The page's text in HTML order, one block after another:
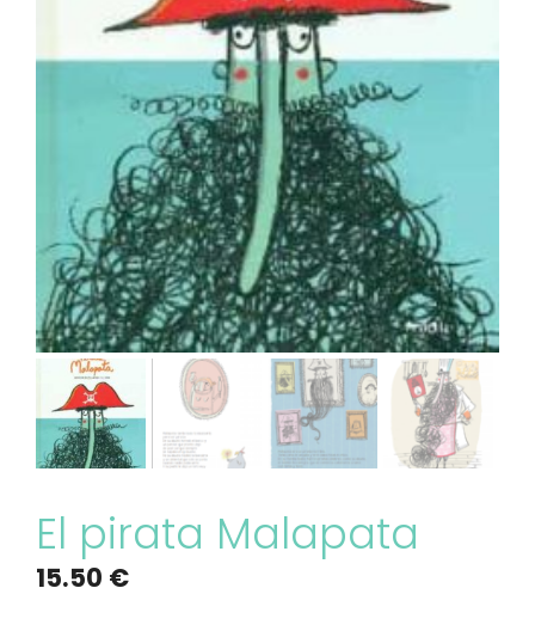
El pirata Malapata
15.50 €